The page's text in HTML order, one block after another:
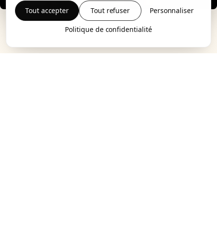
Tout accepter Tout refuser Personnaliser
Politique de confidentialité